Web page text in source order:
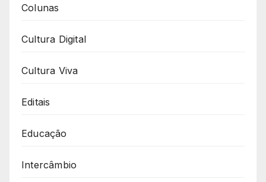
Colunas
Cultura Digital
Cultura Viva
Editais
Educação
Intercâmbio